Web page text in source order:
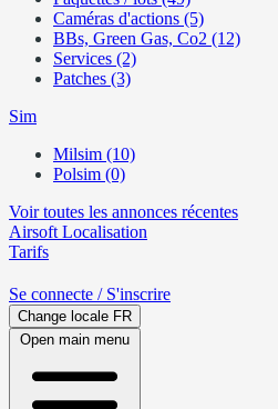
Caméras d'actions (5)
BBs, Green Gas, Co2 (12)
Services (2)
Patches (3)
Sim
Milsim (10)
Polsim (0)
Voir toutes les annonces récentes
Airsoft Localisation
Tarifs
Se connecte / S'inscrire
Change locale FR
Open main menu